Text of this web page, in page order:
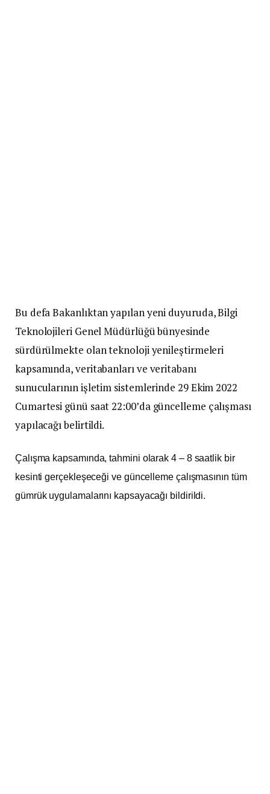
Bu defa Bakanlıktan yapılan yeni duyuruda, Bilgi
Teknolojileri Genel Müdürlüğü bünyesinde
sürdürülmekte olan teknoloji yenileştirmeleri
kapsamında, veritabanları ve veritabanı
sunucularının işletim sistemlerinde 29 Ekim 2022
Cumartesi günü saat 22:00’da güncelleme çalışması
yapılacağı belirtildi.
Çalışma kapsamında, tahmini olarak 4 – 8 saatlik bir
kesinti gerçekleşeceği ve güncelleme çalışmasının tüm
gümrük uygulamalarını kapsayacağı bildirildi.